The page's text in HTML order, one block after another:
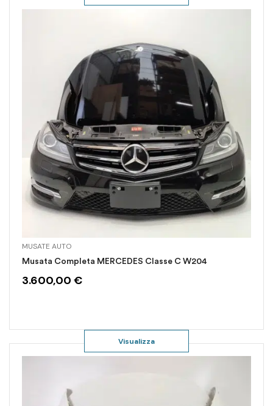
MUSATE AUTO
Musata Completa MERCEDES Classe C W204
3.600,00 €
Visualizza